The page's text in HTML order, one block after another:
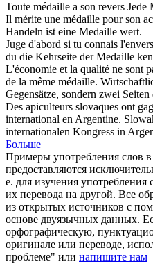
Toute médaille a son revers Jede
Il mérite une médaille pour son
Handeln ist eine Medaille wert.
Juge d'abord si tu connais
du die Kehrseite derMedaille
L'économie et la qualité ne sont
de la même médaille.
Gegensätze, sondern zwei Seiten
Des apiculteurs slovaques ont
international en Argentine.
internationalen Kongress in
Больше
Примеры употребления слов в
предоставляются
е. для изучения
их перевода на другой. Все
из открытых источников с
основе двуязычных данных.
орфографическую,
оригинале или переводе,
проблеме" или напишите нам